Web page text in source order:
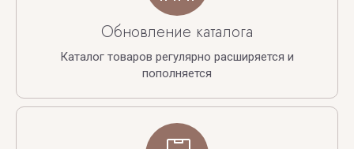
Обновление каталога
Каталог товаров регулярно расширяется и
пополняется